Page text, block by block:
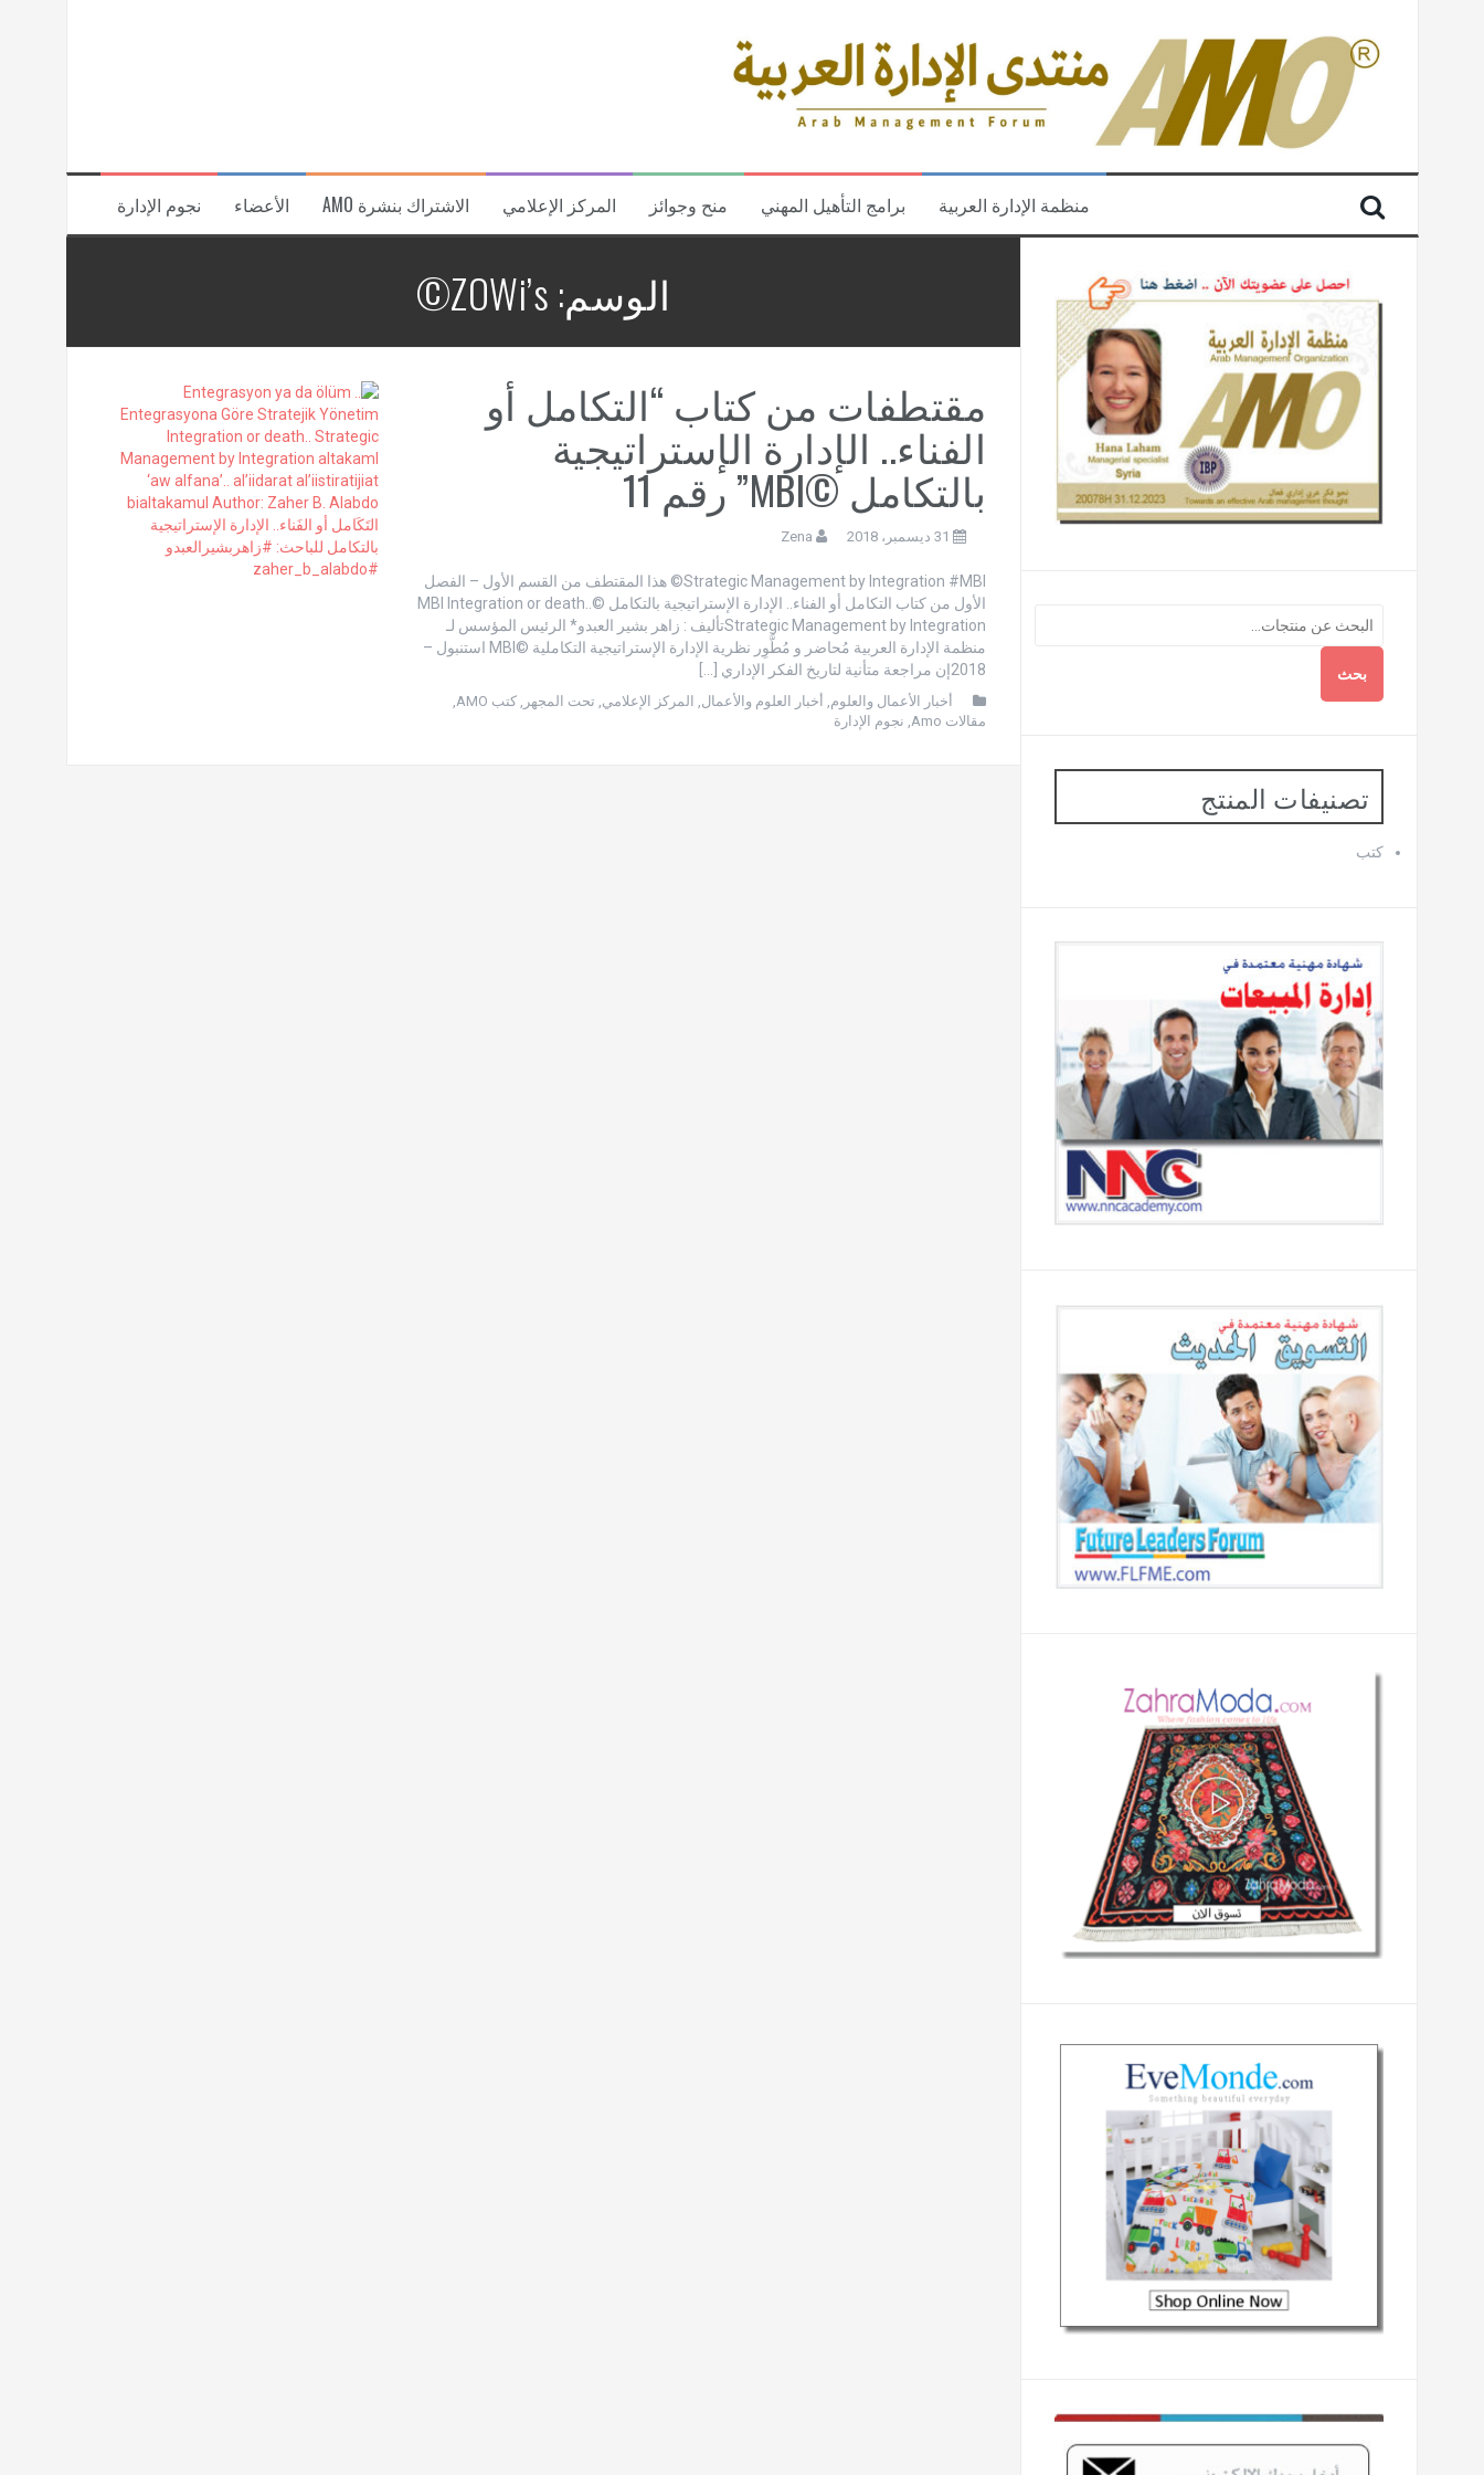
نجوم الإدارة الأعضاء الاشتراك بنشرة AMO المركز الإعلامي منح وجوائز برامج التأهيل المهني منظمة الإدارة العربية
الوسم: ZOWi’s©
مقتطفات من كتاب “التكامل أو
الفناء.. الإدارة الإستراتيجية
بالتكامل ©MBI” رقم 11
31 ديسمبر، 2018 Zena
Strategic Management by Integration #MBI© هذا المقتطف من القسم الأول – الفصل
الأول من كتاب التكامل أو الفناء.. الإدارة الإستراتيجية بالتكامل ©MBI Integration or death..
Strategic Management by Integrationتأليف : زاهر بشير العبدو* الرئيس المؤسس لـ
منظمة الإدارة العربية مُحاضر و مُطَّوِر نظرية الإدارة الإستراتيجية التكاملية ©MBI استنبول –
2018إن مراجعة متأنية لتاريخ الفكر الإداري […]
أخبار الأعمال والعلوم أخبار العلوم والأعمال المركز الإعلامي تحت المجهر كتب AMO
مقالات Amo
نجوم الإدارة
بحث
تصنيفات المنتج
كتب